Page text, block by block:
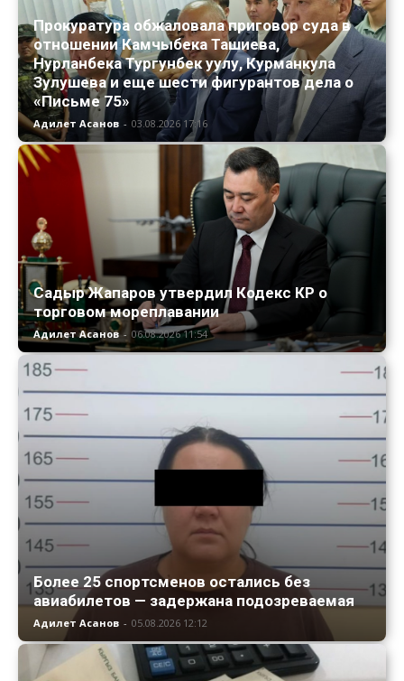
Прокуратура обжаловала приговор суда в
отношении Камчыбека Ташиева,
Нурланбека Тургунбек уулу, Курманкула
Зулушева и еще шести фигурантов дела о
«Письме 75»
Адилет Асанов - 03.08.2026 17:16
Садыр Жапаров утвердил Кодекс КР о
торговом мореплавании
Адилет Асанов - 06.08.2026 11:54
Более 25 спортсменов остались без
авиабилетов — задержана подозреваемая
Адилет Асанов - 05.08.2026 12:12